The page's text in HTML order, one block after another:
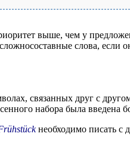
выше, чем у
слова, если
связанных друг с
набора была введена
необходимо писать с